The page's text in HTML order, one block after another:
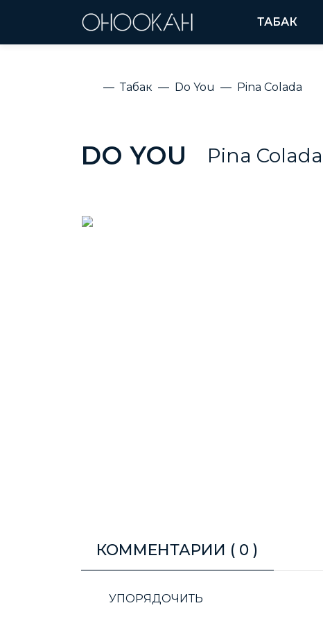
ТАБАК
Табак Do You Pina Colada
DO YOU Pina Colada
КОММЕНТАРИИ ( 0 )
УПОРЯДОЧИТЬ